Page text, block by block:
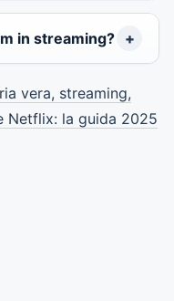
in streaming?
vera, streaming,
Netflix: la guida 2025